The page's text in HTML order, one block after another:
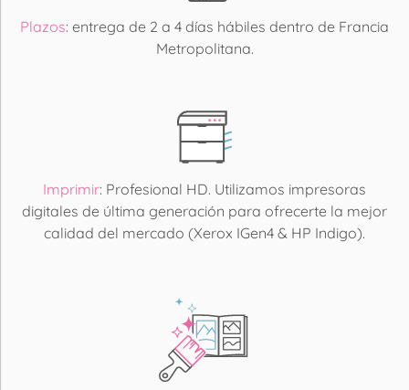
Plazos: entrega de 2 a 4 días hábiles dentro de Francia
Metropolitana.
Imprimir: Profesional HD. Utilizamos impresoras
digitales de última generación para ofrecerte la mejor
calidad del mercado (Xerox IGen4 & HP Indigo).